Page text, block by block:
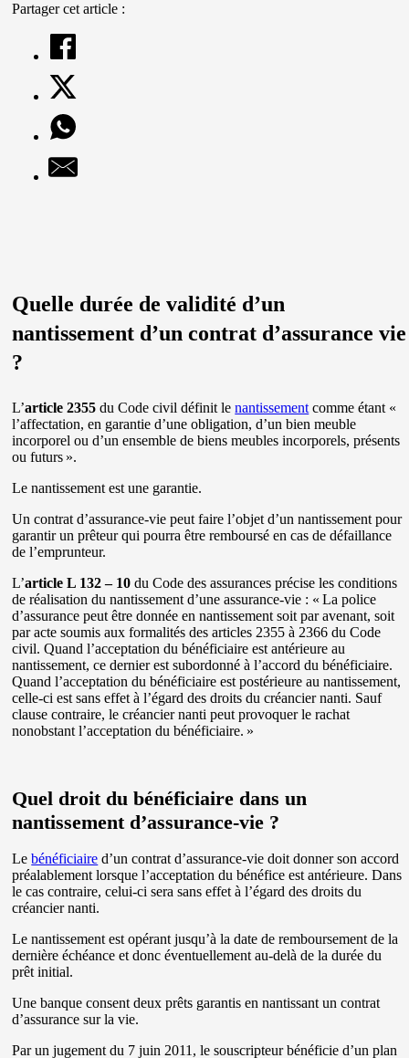
Partager cet article :
Quelle durée de validité d’un
nantissement d’un contrat d’assurance vie
?
L’article 2355du Code civil définit lenantissement comme étant «
l’affectation, en garantie d’une obligation, d’un bien meuble
incorporel ou d’un ensemble de biens meubles incorporels, présents
ou futurs ».
Le nantissement est une garantie.
Un contrat d’assurance-vie peut faire l’objet d’un nantissement pour
garantir un prêteur qui pourra être remboursé en cas de défaillance
de l’emprunteur.
L’article L 132 – 10du Code des assurances précise les conditions
de réalisation du nantissement d’une assurance-vie : « La police
d’assurance peut être donnée en nantissement soit par avenant, soit
par acte soumis aux formalités des articles 2355 à 2366 du Code
civil. Quand l’acceptation du bénéficiaire est antérieure au
nantissement, ce dernier est subordonné à l’accord du bénéficiaire.
Quand l’acceptation du bénéficiaire est postérieure au nantissement,
celle-ci est sans effet à l’égard des droits du créancier nanti. Sauf
clause contraire, le créancier nanti peut provoquer le rachat
nonobstant l’acceptation du bénéficiaire. »
Quel droit du bénéficiaire dans un
nantissement d’assurance-vie ?
Lebénéficiaire d’un contrat d’assurance-vie doit donner son accord
préalablement lorsque l’acceptation du bénéfice est antérieure. Dans
le cas contraire, celui-ci sera sans effet à l’égard des droits du
créancier nanti.
Le nantissement est opérant jusqu’à la date de remboursement de la
dernière échéance et donc éventuellement au-delà de la durée du
prêt initial.
Une banque consent deux prêts garantis en nantissant un contrat
d’assurance sur la vie.
Par un jugement du 7 juin 2011, le souscripteur bénéficie d’un plan